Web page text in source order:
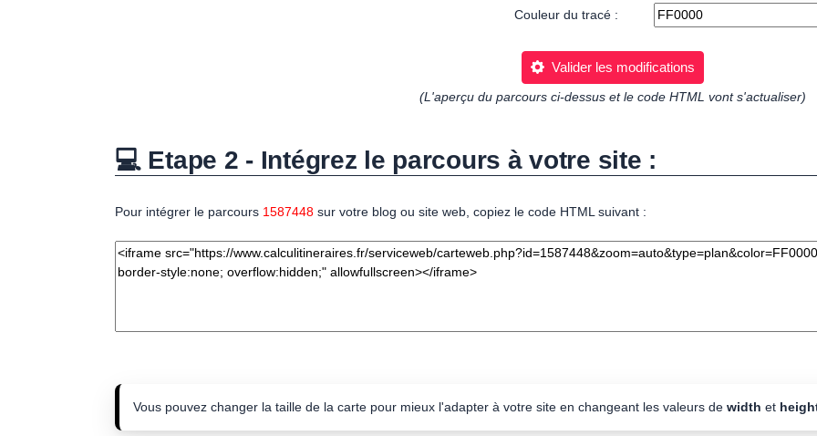
Couleur du tracé :
Valider les modifications
(L'aperçu du parcours ci-dessus et le code HTML vont s'actualiser)
💻 Etape 2 - Intégrez le parcours à votre site :
Pour intégrer le parcours 1587448 sur votre blog ou site web, copiez le code HTML suivant :
Vous pouvez changer la taille de la carte pour mieux l'adapter à votre site en changeant les valeurs de width et